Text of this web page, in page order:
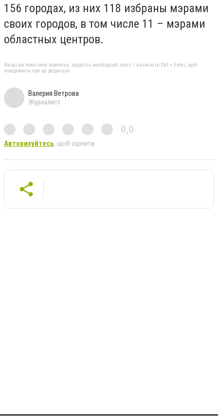
156 городах, из них 118 избраны мэрами
своих городов, в том числе 11 – мэрами
областных центров.
Якщо ви помітили помилку, виділіть необхідний текст і натисніть Ctrl + Enter, щоб
повідомити про це редакцію
Валерия Ветрова
Журналист
0,0
Авторизуйтесь, щоб оцінити